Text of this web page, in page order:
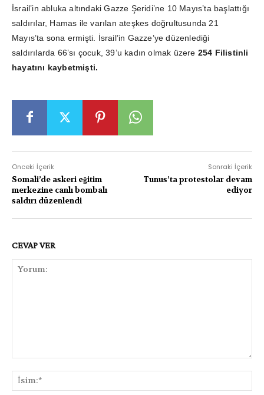
İsrail’in abluka altındaki Gazze Şeridi’ne 10 Mayıs’ta başlattığı
saldırılar, Hamas ile varılan ateşkes doğrultusunda 21
Mayıs’ta sona ermişti. İsrail’in Gazze’ye düzenlediği
saldırılarda 66’sı çocuk, 39’u kadın olmak üzere 254 Filistinli
hayatını kaybetmişti.
Önceki İçerik
Somali’de askeri eğitim
merkezine canlı bombalı
saldırı düzenlendi
Sonraki İçerik
Tunus’ta protestolar devam
ediyor
CEVAP VER